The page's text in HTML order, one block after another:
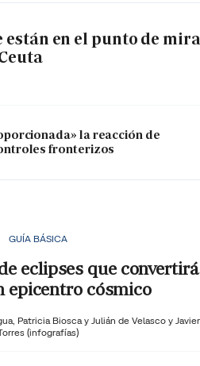
en el punto de mira
la reacción de
fronterizos
GUÍA BÁSICA
eclipses que convertirá
epicentro cósmico
Patricia Biosca y Julián de Velasco y Javier
(infografías)